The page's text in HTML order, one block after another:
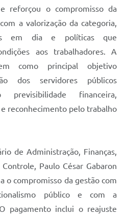
reforçou o compromisso da
a valorização da categoria,
em dia e políticas que
aos trabalhadores. A
como principal objetivo
dos servidores públicos
previsibilidade financeira,
reconhecimento pelo trabalho
de Administração, Finanças,
Paulo César Gabaron
o compromisso da gestão com
público e com a
pagamento inclui o reajuste